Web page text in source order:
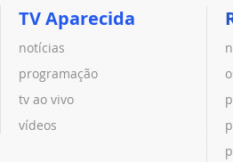
TV Aparecida
notícias
programação
tv ao vivo
vídeos